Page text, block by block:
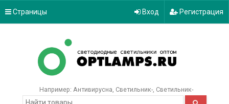
Страницы Вход Регистрация
Например: Антивирусна Светильник- Светильник-